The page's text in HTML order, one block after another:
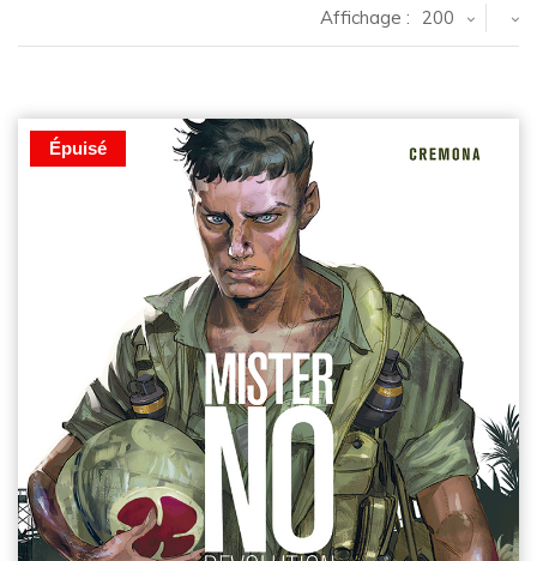
Affichage : 200
Épuisé